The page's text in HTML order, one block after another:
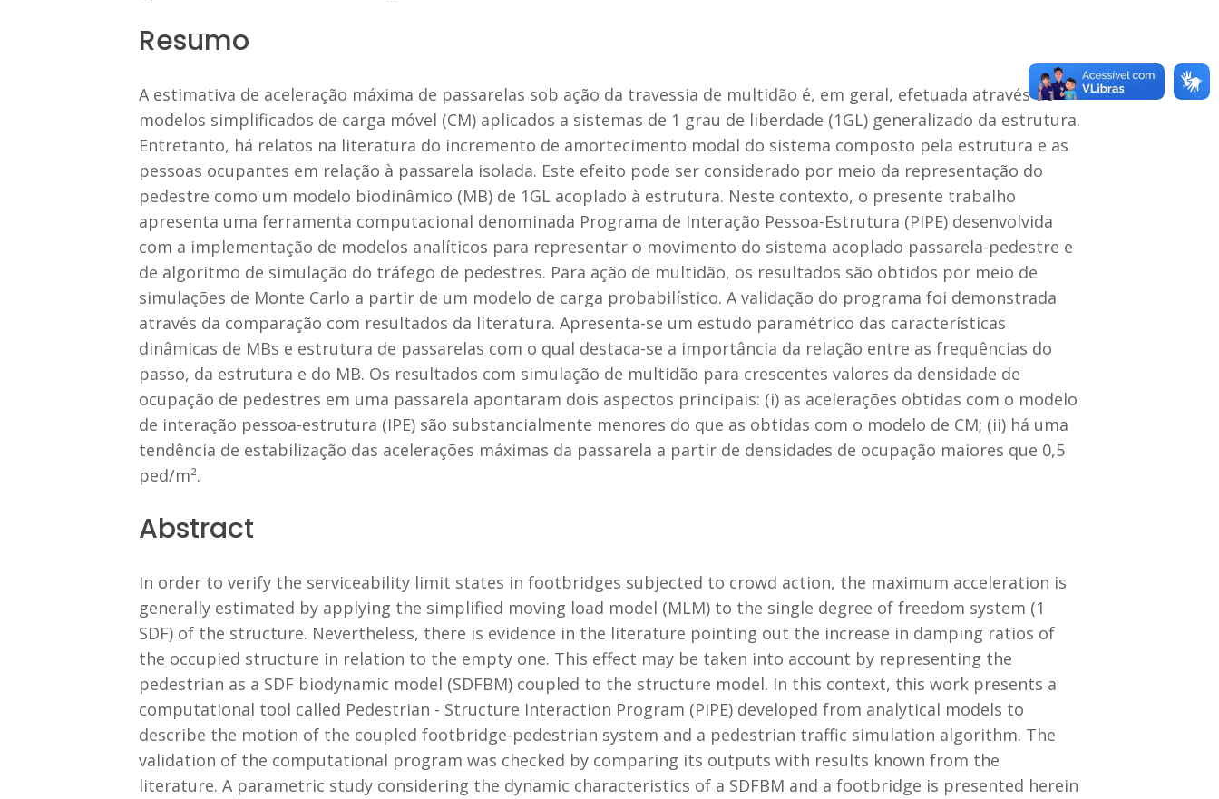
Resumo
A estimativa de aceleração máxima de passarelas sob ação da travessia de multidão é, em geral, efetuada através de
modelos simplificados de carga móvel (CM) aplicados a sistemas de 1 grau de liberdade (1GL) generalizado da estrutura.
Entretanto, há relatos na literatura do incremento de amortecimento modal do sistema composto pela estrutura e as
pessoas ocupantes em relação à passarela isolada. Este efeito pode ser considerado por meio da representação do
pedestre como um modelo biodinâmico (MB) de 1GL acoplado à estrutura. Neste contexto, o presente trabalho
apresenta uma ferramenta computacional denominada Programa de Interação Pessoa-Estrutura (PIPE) desenvolvida
com a implementação de modelos analíticos para representar o movimento do sistema acoplado passarela-pedestre e
de algoritmo de simulação do tráfego de pedestres. Para ação de multidão, os resultados são obtidos por meio de
simulações de Monte Carlo a partir de um modelo de carga probabilístico. A validação do programa foi demonstrada
através da comparação com resultados da literatura. Apresenta-se um estudo paramétrico das características
dinâmicas de MBs e estrutura de passarelas com o qual destaca-se a importância da relação entre as frequências do
passo, da estrutura e do MB. Os resultados com simulação de multidão para crescentes valores da densidade de
ocupação de pedestres em uma passarela apontaram dois aspectos principais: (i) as acelerações obtidas com o modelo
de interação pessoa-estrutura (IPE) são substancialmente menores do que as obtidas com o modelo de CM; (ii) há uma
tendência de estabilização das acelerações máximas da passarela a partir de densidades de ocupação maiores que 0,5
ped/m².
Abstract
In order to verify the serviceability limit states in footbridges subjected to crowd action, the maximum acceleration is
generally estimated by applying the simplified moving load model (MLM) to the single degree of freedom system (1
SDF) of the structure. Nevertheless, there is evidence in the literature pointing out the increase in damping ratios of
the occupied structure in relation to the empty one. This effect may be taken into account by representing the
pedestrian as a SDF biodynamic model (SDFBM) coupled to the structure model. In this context, this work presents a
computational tool called Pedestrian - Structure Interaction Program (PIPE) developed from analytical models to
describe the motion of the coupled footbridge-pedestrian system and a pedestrian traffic simulation algorithm. The
validation of the computational program was checked by comparing its outputs with results known from the
literature. A parametric study considering the dynamic characteristics of a SDFBM and a footbridge is presented herein